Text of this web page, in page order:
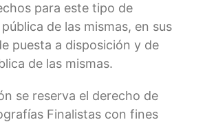
para este tipo de
de las mismas, en sus
puesta a disposición y de
de las mismas.
se reserva el derecho de
Finalistas con fines